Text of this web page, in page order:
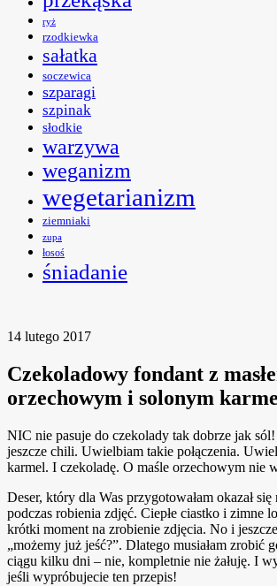
ryż
rzodkiewka
sałatka
soczewica
szparagi
szpinak
słodkie
warzywa
weganizm
wegetarianizm
ziemniaki
zupa
łosoś
śniadanie
14 lutego 2017
Czekoladowy fondant z
orzechowym i solonym
NIC nie pasuje do czekolady tak dobrze jak
jeszcze chili. Uwielbiam takie połączenia.
karmel. I czekoladę. O maśle orzechowym nie
Deser, który dla Was przygotowałam okazał
podczas robienia zdjęć. Ciepłe ciastko i zimne
krótki moment na zrobienie zdjęcia. No i
„możemy już jeść?”. Dlatego musiałam zrobić
ciągu kilku dni – nie, kompletnie nie żałuję. I
jeśli wypróbujecie ten przepis!